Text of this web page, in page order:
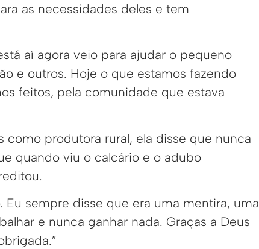
as necessidades deles e tem
aí agora veio para ajudar o pequeno
e outros. Hoje o que estamos fazendo
feitos, pela comunidade que estava
como produtora rural, ela disse que nunca
quando viu o calcário e o adubo
sempre disse que era uma mentira, uma
e nunca ganhar nada. Graças a Deus